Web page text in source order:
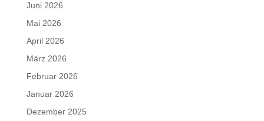
Juni 2026
Mai 2026
April 2026
März 2026
Februar 2026
Januar 2026
Dezember 2025